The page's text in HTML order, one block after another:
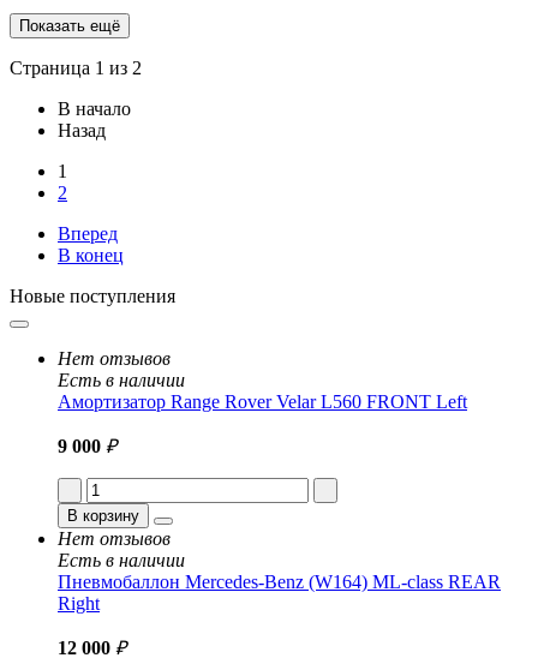
Показать ещё
Страница 1 из 2
В начало
Назад
1
2
Вперед
В конец
Новые поступления
Нет отзывов
Есть в наличии
Амортизатор Range Rover Velar L560 FRONT Left
9 000 ₽
В корзину
Нет отзывов
Есть в наличии
Пневмобаллон Mercedes-Benz (W164) ML-class REAR
Right
12 000 ₽